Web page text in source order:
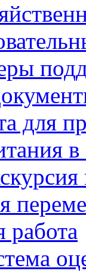
для
в
работа